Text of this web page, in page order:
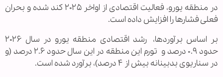
در منطقه یورو، فعالیت اقتصادی از اواخر ۲۰۲۵ کند شده و بحران
فعلی فشارها را افزایش داده است.
بر اساس برآوردها، رشد اقتصادی منطقه یورو در سال ۲۰۲۶
حدود ۰.۹ درصد و تورم این منطقه در این سال حدود ۲.۶ درصد (و
در سناریوی بدبینانه بیش از ۴ درصد)، برآورد شده است.